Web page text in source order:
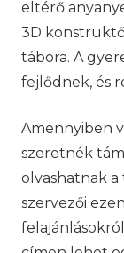
eltérő
3D
tábora. A
fejlődnek, és
Amennyiben
szeretnék
olvashatnak a
szervezői